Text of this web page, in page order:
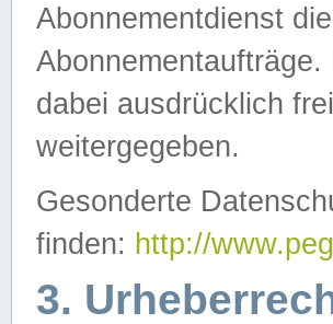
Abonnementdienst
dabei ausdrücklich
weitergegeben.
Gesonderte
finden: http://
3.